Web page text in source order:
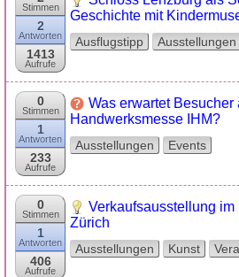
Stimmen
2
Antworten
1413
Aufrufe
Geschichte mit
Ausflugstipp Ausstellungen
0
Stimmen
1
Antworten
233
Aufrufe
Was erwartet Besucher
Handwerksmesse IHM?
Ausstellungen Events
0
Stimmen
1
Antworten
406
Aufrufe
Verkaufsausstellung
Zürich
Ausstellungen Kunst